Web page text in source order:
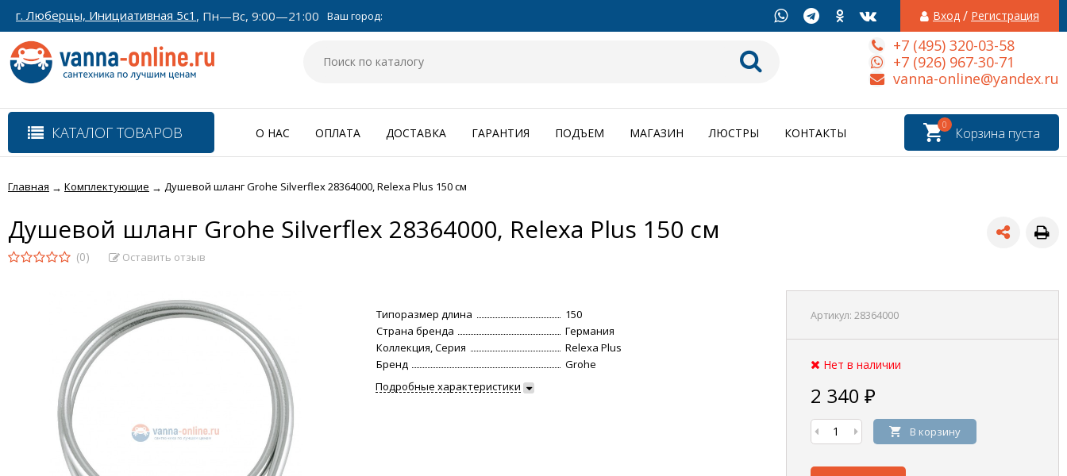
г. Люберцы, Инициативная 5с1 , Пн—Вс, 9:00—21:00 Ваш город: Вход / Регистрация
+7 (495) 320-03-58
+7 (926) 967-30-71
vanna-online@yandex.ru
КАТАЛОГ ТОВАРОВ Корзина пуста
0
О НАС ОПЛАТА ДОСТАВКА ГАРАНТИЯ ПОДЪЕМ МАГАЗИН ЛЮСТРЫ КОНТАКТЫ
Главная → Комплектующие → Душевой шланг Grohe Silverflex 28364000, Relexa Plus 150 см
Душевой шланг Grohe Silverflex 28364000, Relexa Plus 150 см
(0) Оставить отзыв
Артикул: 28364000
Нет в наличии
2 340 ₽
В корзину
Типоразмер длина
150
Страна бренда
Германия
Коллекция, Серия
Relexa Plus
Бренд
Grohe
Подробные характеристики